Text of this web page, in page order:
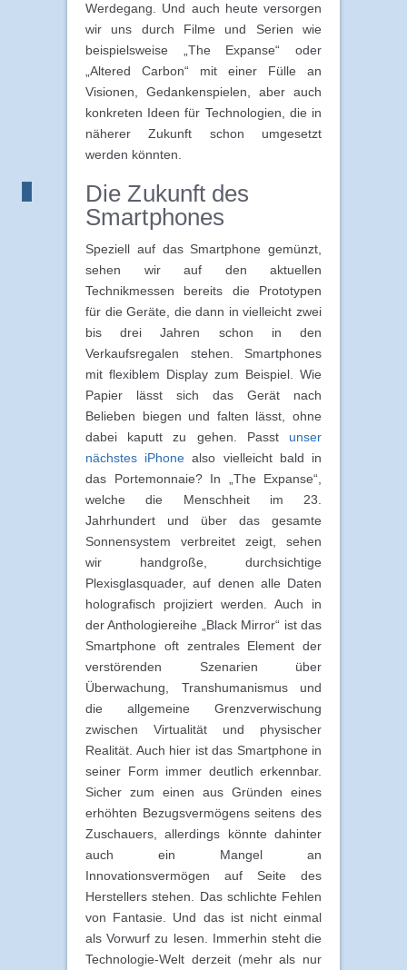
Werdegang. Und auch heute versorgen
wir uns durch Filme und Serien wie
beispielsweise „The Expanse“ oder
„Altered Carbon“ mit einer Fülle an
Visionen, Gedankenspielen, aber auch
konkreten Ideen für Technologien, die in
näherer Zukunft schon umgesetzt
werden könnten.
Die Zukunft des
Smartphones
Speziell auf das Smartphone gemünzt,
sehen wir auf den aktuellen
Technikmessen bereits die Prototypen
für die Geräte, die dann in vielleicht zwei
bis drei Jahren schon in den
Verkaufsregalen stehen. Smartphones
mit flexiblem Display zum Beispiel. Wie
Papier lässt sich das Gerät nach
Belieben biegen und falten lässt, ohne
dabei kaputt zu gehen. Passt unser
nächstes iPhone also vielleicht bald in
das Portemonnaie? In „The Expanse“,
welche die Menschheit im 23.
Jahrhundert und über das gesamte
Sonnensystem verbreitet zeigt, sehen
wir handgroße, durchsichtige
Plexisglasquader, auf denen alle Daten
holografisch projiziert werden. Auch in
der Anthologiereihe „Black Mirror“ ist das
Smartphone oft zentrales Element der
verstörenden Szenarien über
Überwachung, Transhumanismus und
die allgemeine Grenzverwischung
zwischen Virtualität und physischer
Realität. Auch hier ist das Smartphone in
seiner Form immer deutlich erkennbar.
Sicher zum einen aus Gründen eines
erhöhten Bezugsvermögens seitens des
Zuschauers, allerdings könnte dahinter
auch ein Mangel an
Innovationsvermögen auf Seite des
Herstellers stehen. Das schlichte Fehlen
von Fantasie. Und das ist nicht einmal
als Vorwurf zu lesen. Immerhin steht die
Technologie-Welt derzeit (mehr als nur